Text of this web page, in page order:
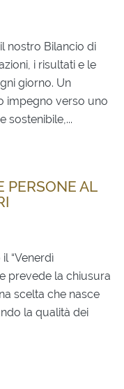
nostro Bilancio di
i risultati e le
giorno. Un
impegno verso uno
sostenibile,...
PERSONE AL
“Venerdì
prevede la chiusura
scelta che nasce
la qualità dei